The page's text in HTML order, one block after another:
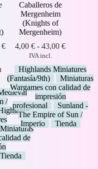
€Rango
precios:
desde
1,50 €
hasta
32,00 €
/
Miniaturas
de
Tienda
Caballeros de
Mergenheim
(Knights of
Mergenheim)
4,00€ - 43,00€Rango
precios:
desde
4,00 €
hasta
43,00 €
IVA incl.
Highlands Miniatures
(Fantasía/9th)
Miniaturas
Wargames con calidad de
impresión
profesional
Sunland -
The Empire of Sun /
Imperio
Tienda